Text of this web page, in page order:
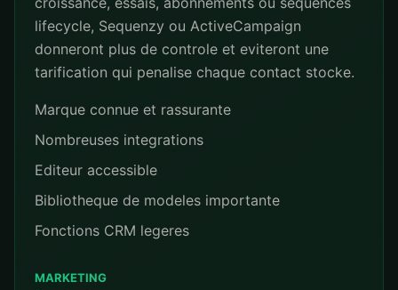
lifecycle, Sequenzy ou ActiveCampaign
donneront plus de controle et eviteront une
tarification qui penalise chaque contact stocke.
Marque connue et rassurante
Nombreuses integrations
Editeur accessible
Bibliotheque de modeles importante
Fonctions CRM legeres
MARKETING